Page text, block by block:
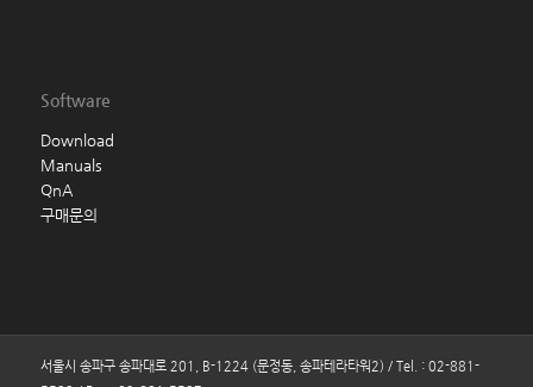
Software
Download
Manuals
QnA
구매문의
서울시 송파구 송파대로 201, B-1224 (문정동, 송파테라타워2) / Tel. : 02-881-